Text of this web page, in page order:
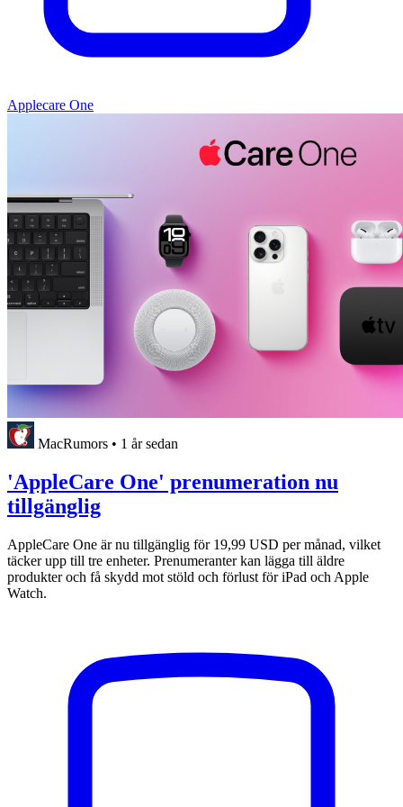
Applecare One
MacRumors • 1 år sedan
'AppleCare One' prenumeration nu
tillgänglig
AppleCare One är nu tillgänglig för 19,99 USD per månad, vilket
täcker upp till tre enheter. Prenumeranter kan lägga till äldre
produkter och få skydd mot stöld och förlust för iPad och Apple
Watch.